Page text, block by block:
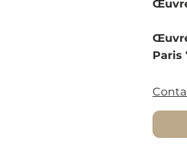
Paris